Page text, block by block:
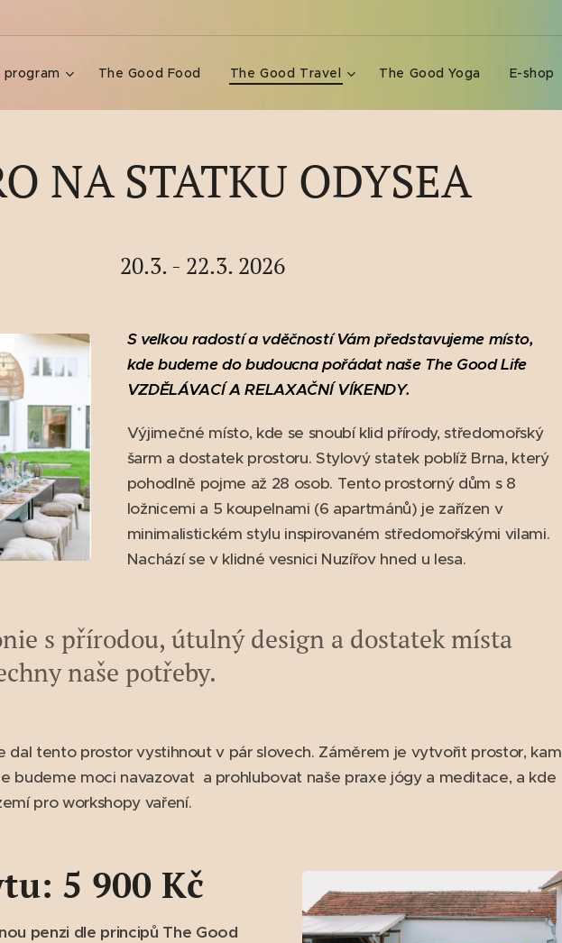
program The Good Food The Good Travel The Good Yoga E-shop
NA STATKU ODYSEA
20.3. - 22.3. 2026
S velkou radostí a vděčností Vám představujeme místo,
kde budeme do budoucna pořádat naše The Good Life
VZDĚLÁVACÍ A RELAXAČNÍ VÍKENDY.
Výjimečné místo, kde se snoubí klid přírody, středomořský
šarm a dostatek prostoru. Stylový statek poblíž Brna, který
pohodlně pojme až 28 osob. Tento prostorný dům s 8
ložnicemi a 5 koupelnami (6 apartmánů) je zařízen v
minimalistickém stylu inspirovaném středomořskými vilami.
Nachází se v klidné vesnici Nuzířov hned u lesa.
s přírodou, útulný design a dostatek místa
naše potřeby.
dal tento prostor vystihnout v pár slovech. Záměrem je vytvořit prostor, kam
budeme moci navazovat a prohlubovat naše praxe jógy a meditace, a kde
pro workshopy vaření.
5 900 Kč
penzi dle principů The Good